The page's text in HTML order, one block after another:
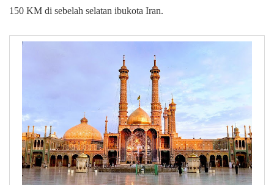
150 KM di sebelah selatan ibukota Iran.